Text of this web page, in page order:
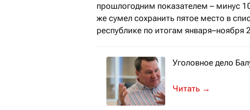
прошлогодним показателем – минус
же сумел сохранить пятое место в
республике по итогам января–ноября
Уголовное дело
Стали известны
→